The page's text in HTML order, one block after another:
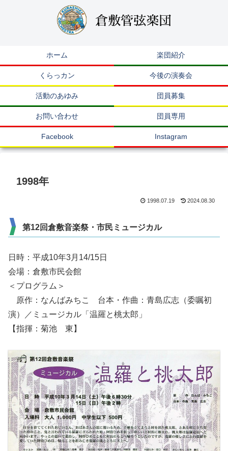
ホーム 楽団紹介
くらっカン 今後の演奏会
活動のあゆみ 団員募集
お問い合わせ 団員専用
Facebook Instagram
1998年
1998.07.19 2024.08.30
第12回倉敷音楽祭・市民ミュージカル
日時：平成10年3月14/15日
会場：倉敷市民会館
＜プログラム＞
原作：なんばみちこ 台本・作曲：青島広志（委嘱初
演）／ミュージカル「温羅と桃太郎」
【指揮：菊池 東】